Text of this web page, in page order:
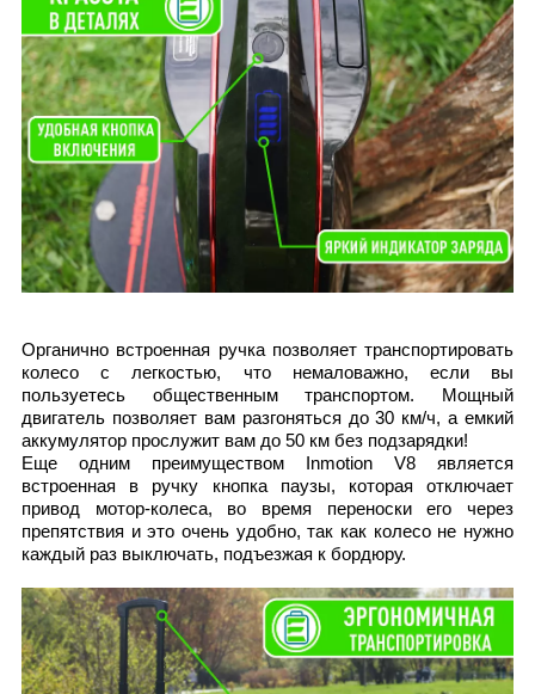
Органично встроенная ручка позволяет транспортировать
колесо с легкостью, что немаловажно, если вы
пользуетесь общественным транспортом. Мощный
двигатель позволяет вам разгоняться до 30 км/ч, а емкий
аккумулятор прослужит вам до 50 км без подзарядки!
Еще одним преимуществом Inmotion V8 является
встроенная в ручку кнопка паузы, которая отключает
привод мотор-колеса, во время переноски его через
препятствия и это очень удобно, так как колесо не нужно
каждый раз выключать, подъезжая к бордюру.